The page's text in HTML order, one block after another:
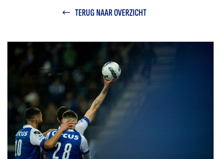
TERUG NAAR OVERZICHT